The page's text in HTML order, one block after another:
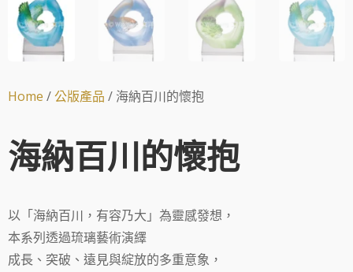
Home /公版產品 / 海納百川的懷抱
海納百川的懷抱
以「海納百川，有容乃大」為靈感發想，
本系列透過琉璃藝術演繹
成長、突破、遠見與綻放的多重意象，